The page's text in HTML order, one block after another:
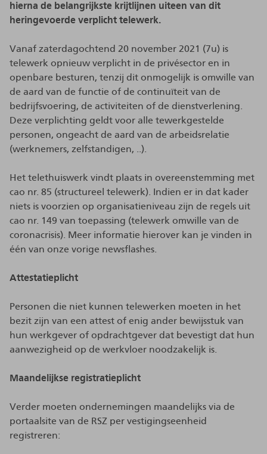
hierna de belangrijkste krijtlijnen uiteen van dit
heringevoerde verplicht telewerk.
Vanaf zaterdagochtend 20 november 2021 (7u) is
telewerk opnieuw verplicht in de privésector en in
openbare besturen, tenzij dit onmogelijk is omwille van
de aard van de functie of de continuïteit van de
bedrijfsvoering, de activiteiten of de dienstverlening.
Deze verplichting geldt voor alle tewerkgestelde
personen, ongeacht de aard van de arbeidsrelatie
(werknemers, zelfstandigen, ..).
Het telethuiswerk vindt plaats in overeenstemming met
cao nr. 85 (structureel telewerk). Indien er in dat kader
niets is voorzien op organisatieniveau zijn de regels uit
cao nr. 149 van toepassing (telewerk omwille van de
coronacrisis). Meer informatie hierover kan je vinden in
één van onze vorige newsflashes.
Attestatieplicht
Personen die niet kunnen telewerken moeten in het
bezit zijn van een attest of enig ander bewijsstuk van
hun werkgever of opdrachtgever dat bevestigt dat hun
aanwezigheid op de werkvloer noodzakelijk is.
Maandelijkse registratieplicht
Verder moeten ondernemingen maandelijks via de
portaalsite van de RSZ per vestigingseenheid
registreren: